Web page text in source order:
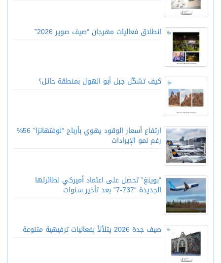
انطلاق فعاليات مهرجان “صيف صوير 2026”
كيف تشكّل جبل أبو الهول بمنطقة حائل؟
ارتفاع أسعار الوقود يهوي بأرباح “لوفتهانزا” 56%
رغم نمو الإيرادات
“بوينغ” تحصل على اعتماد أميركي لطائرتها
الجديدة “737-7” بعد تأخير سنوات
صيف جدة 2026 يتلألأ بفعاليات ترفيهية متنوعة